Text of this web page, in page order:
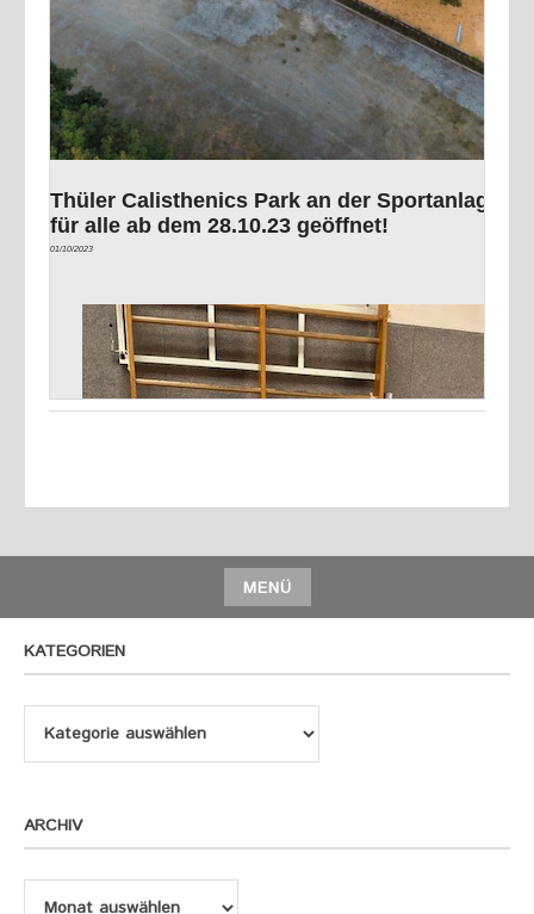
MENÜ
KATEGORIEN
Kategorien
ARCHIV
Archiv